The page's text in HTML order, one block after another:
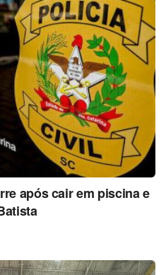
após cair em piscina e